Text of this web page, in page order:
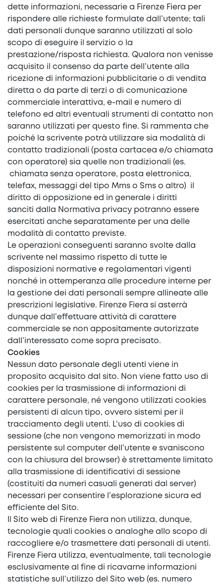
dette informazioni, necessarie a Firenze Fiera per
rispondere alle richieste formulate dall’utente; tali
dati personali dunque saranno utilizzati al solo
scopo di eseguire il servizio o la
prestazione/risposta richiesta. Qualora non venisse
acquisito il consenso da parte dell’utente alla
ricezione di informazioni pubblicitarie o di vendita
diretta o da parte di terzi o di comunicazione
commerciale interattiva, e-mail e numero di
telefono ed altri eventuali strumenti di contatto non
saranno utilizzati per questo fine. Si rammenta che
poiché la scrivente potrà utilizzare sia modalità di
contatto tradizionali (posta cartacea e/o chiamata
con operatore) sia quelle non tradizionali (es.
chiamata senza operatore, posta elettronica,
telefax, messaggi del tipo Mms o Sms o altro) il
diritto di opposizione ed in generale i diritti
sanciti dalla Normativa privacy potranno essere
esercitati anche separatamente per una delle
modalità di contatto previste.
Le operazioni conseguenti saranno svolte dalla
scrivente nel massimo rispetto di tutte le
disposizioni normative e regolamentari vigenti
nonché in ottemperanza alle procedure interne per
la gestione dei dati personali sempre allineate alle
prescrizioni legislative. Firenze Fiera si asterrà
dunque dall’effettuare attività di carattere
commerciale se non appositamente autorizzate
dall’interessato come sopra precisato.
Cookies
Nessun dato personale degli utenti viene in
proposito acquisito dal sito. Non viene fatto uso di
cookies per la trasmissione di informazioni di
carattere personale, né vengono utilizzati cookies
persistenti di alcun tipo, ovvero sistemi per il
tracciamento degli utenti. L’uso di cookies di
sessione (che non vengono memorizzati in modo
persistente sul computer dell’utente e svaniscono
con la chiusura del browser) è strettamente limitato
alla trasmissione di identificativi di sessione
(costituiti da numeri casuali generati dal server)
necessari per consentire l’esplorazione sicura ed
efficiente del Sito.
Il Sito web di Firenze Fiera non utilizza, dunque,
tecnologie quali cookies o analoghe allo scopo di
raccogliere e/o trasmettere dati personali di utenti.
Firenze Fiera utilizza, eventualmente, tali tecnologie
esclusivamente al fine di ricavarne informazioni
statistiche sull’utilizzo del Sito web (es. numero